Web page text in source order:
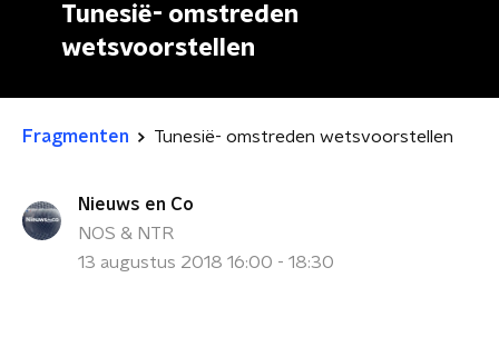
Tunesië- omstreden
wetsvoorstellen
Fragmenten Tunesië- omstreden wetsvoorstellen
Nieuws en Co
NOS & NTR
13 augustus 2018 16:00 - 18:30